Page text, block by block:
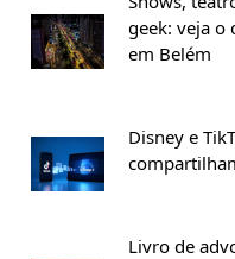
geek: veja o
em Belém
Disney e
Livro de